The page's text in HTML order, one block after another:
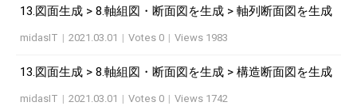
13.図面生成 > 8.軸組図・断面図を生成 > 軸列断面図を生成
midasIT | 2021.03.01 | Votes 0 | Views 1983
13.図面生成 > 8.軸組図・断面図を生成 > 構造断面図を生成
midasIT | 2021.03.01 | Votes 0 | Views 1742